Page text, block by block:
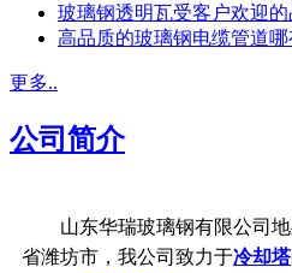
玻璃钢透明瓦受客户欢迎
高品质的玻璃钢电缆管道哪
更多..
公司简介
山东华瑞玻璃钢有限公司地
省潍坊市，我公司致力于冷却塔